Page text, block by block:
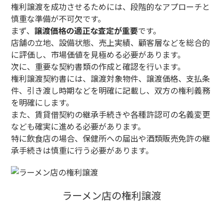
権利譲渡を成功させるためには、段階的なアプローチと
慎重な準備が不可欠です。
まず、譲渡価格の適正な査定が重要です。
店舗の立地、設備状態、売上実績、顧客層などを総合的
に評価し、市場価値を見極める必要があります。
次に、重要な契約書類の作成と確認を行います。
権利譲渡契約書には、譲渡対象物件、譲渡価格、支払条
件、引き渡し時期などを明確に記載し、双方の権利義務
を明確にします。
また、賃貸借契約の継承手続きや各種許認可の名義変更
なども確実に進める必要があります。
特に飲食店の場合、保健所への届出や酒類販売免許の継
承手続きは慎重に行う必要があります。
ラーメン店の権利譲渡